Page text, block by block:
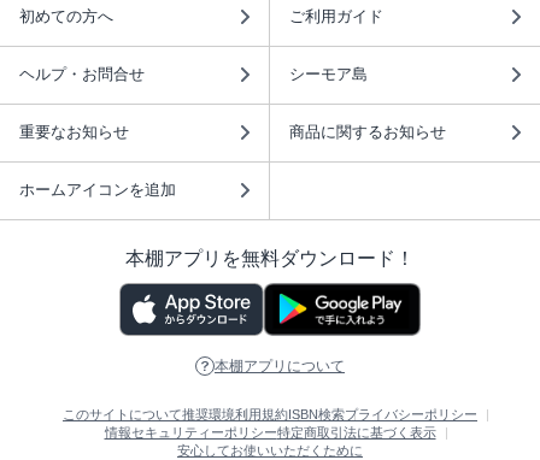
初めての方へ ご利用ガイド
ヘルプ・お問合せ シーモア島
重要なお知らせ 商品に関するお知らせ
ホームアイコンを追加
本棚アプリを無料ダウンロード！
本棚アプリについて
このサイトについて推奨環境利用規約ISBN検索プライバシーポリシー
情報セキュリティーポリシー特定商取引法に基づく表示
安心してお使いいただくために